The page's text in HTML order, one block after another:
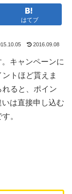
はてブ
2016.09.08
キャンペーンに
トほど貰えま
ると、ポイン
は直接申し込む
。